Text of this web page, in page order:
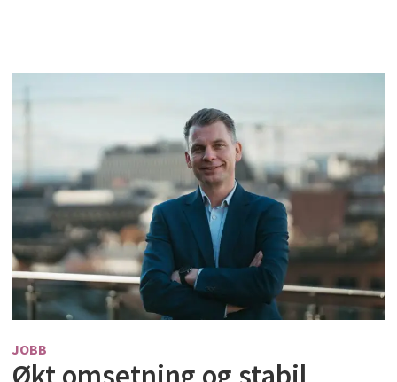
JOBB